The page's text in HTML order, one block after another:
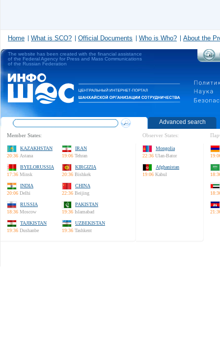
Home What is SCO? Official Documents Who is Who? About the
The website has been created with the financial assistance
of the Federal Agency for Press and Mass Communications
of the Russian Federation
Advanced search
Member States:
KAZAKHSTAN
20:36 Astana
IRAN
19:06 Tehran
BYELORUSSIA
17:36 Minsk
KIRGIZIA
20:36 Bishkek
INDIA
20:06 Delhi
CHINA
22:36 Beijing
RUSSIA
18:36 Moscow
PAKISTAN
19:36 Islamabad
TAJIKISTAN
19:36 Dushanbe
UZBEKISTAN
19:36 Tashkent
Observer States:
Mongolia
22:36 Ulan-Bator
Afghanistan
19:06 Kabul